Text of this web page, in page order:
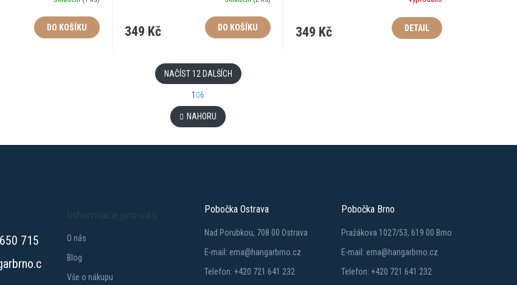
DO KOŠÍKU 349 Kč DO KOŠÍKU 349 Kč DETAIL
O
v
l
d
NAČÍST 12 DALŠÍCH
S
t
r
á
n
1 6
NAHORU
715
Informace pro vás
O nás
Blog
Vše o nákupu
Pobočka Ostrava
Nad Porubkou, 708 00 Ostrava
E-mail: ema@hangarbrno.cz
Telefon: +420 721 641 232
Pobočka Brno
Pražákova 1027/53, 619 00 Brno
E-mail: ema@hangarbrno.cz
Telefon: +420 721 641 232